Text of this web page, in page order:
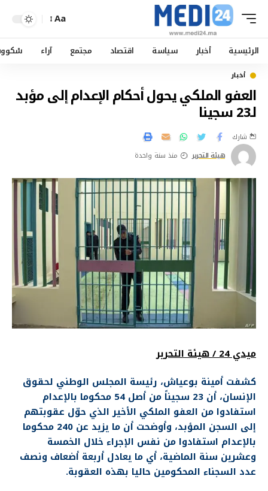
Aa
الرئيسية أخبار سياسة اقتصاد مجتمع آراء
أخبار
العفو الملكي يحول أحكام الإعدام إلى مؤبد
لـ23 سجينا
هيئة التحرير منذ سنة واحدة
شارك
ميدي 24 / هيئة التحرير
كشفت أمينة بوعياش، رئيسة المجلس الوطني لحقوق
الإنسان، أن 23 سجيناً من أصل 54 محكوما بالإعدام
استفادوا من العفو الملكي الأخير الذي حوّل عقوبتهم
إلى السجن المؤبد، وأوضحت أن ما يزيد عن 240 محكوما
بالإعدام استفادوا من نفس الإجراء خلال الخمسة
وعشرين سنة الماضية، أي ما يعادل أربعة أضعاف ونصف
عدد السجناء المحكومين حاليا بهذه العقوبة.